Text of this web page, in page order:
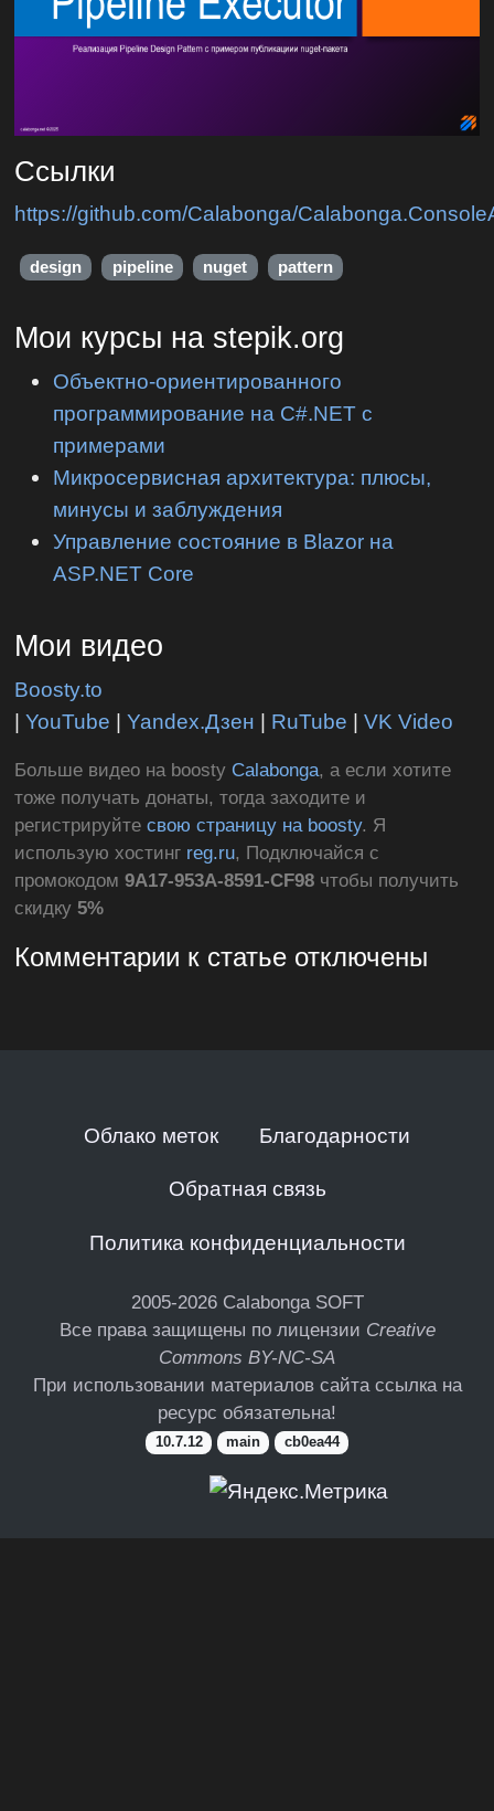
Ссылки
https://github.com/Calabonga/
design pipeline nuget pattern
Мои курсы на stepik.org
Объектно-ориентированного
программирование на C#.NET с
примерами
Микросервисная архитектура: плюсы,
минусы и заблуждения
Управление состояние в Blazor на
ASP.NET Core
Мои видео
Boosty.to
|YouTube |Yandex.Дзен | RuTube |VK Video
Больше видео на boosty Calabonga, а если хотите
тоже получать донаты, тогда заходите и
регистрируйтесвою страницу на boosty. Я
использую хостинг reg.ru, Подключайся с
промокодом9A17-953A-8591-CF98 чтобы получить
скидку5%
Комментарии к статье отключены
Облако меток Благодарности
Обратная связь
Политика конфиденциальности
2005-2026 Calabonga SOFT
Все права защищены по лицензии Creative
Commons BY-NC-SA
При использовании материалов сайта ссылка на
ресурс обязательна!
10.7.12 main cb0ea44